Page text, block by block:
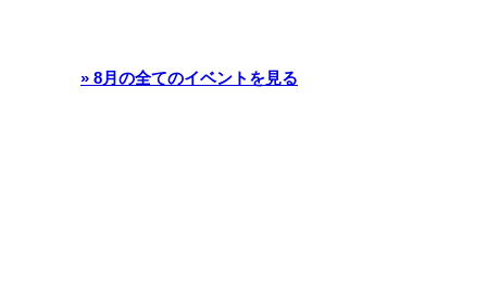
» 8月の全てのイベントを見る